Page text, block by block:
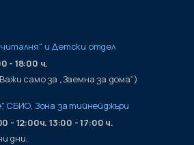
читалня" и Детски отдел
- 18:00 ч.
само за „Заемна за дома“)
СБИО, Зона за тийнейджъри
- 12:00ч. 13:00 - 17:00 ч.
дни.